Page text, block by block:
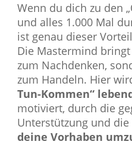
Wenn du dich zu den
und alles 1.000 Mal
ist genau dieser
Die Mastermind
zum Nachdenken,
zum Handeln. Hier
Tun-Kommen“
motiviert, durch die
Unterstützung und die
deine Vorhaben